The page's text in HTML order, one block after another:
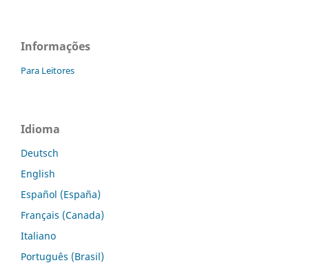
Informações
Para Leitores
Idioma
Deutsch
English
Español (España)
Français (Canada)
Italiano
Português (Brasil)